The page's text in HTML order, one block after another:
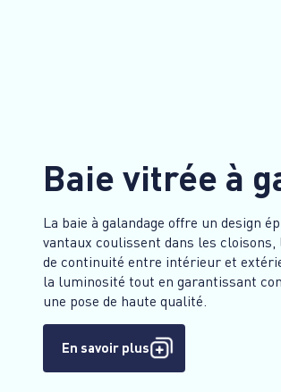
Baie vitrée à
La baie à galandage offre un design
vantaux coulissent dans les
de continuité entre intérieur et
la luminosité tout en garantissant
une pose de haute qualité.
En savoir plus